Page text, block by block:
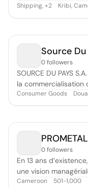
d’assurer la gestion,
de Kribi. ​ Grâce à
profondeur, le Port
Shipping,+2 Kribi,
Source Du
0 followers
SOURCE DU PAYS
la commercialisation
énergisantes et l'eau
Consumer Goods
PROMETAL
0 followers
En 13 ans
une vision
secteur sidérurgie –
Cameroon 501-1,000